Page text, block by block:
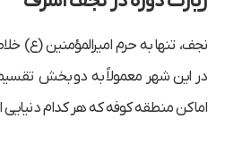
نجف، تنها به حرم امیرالمؤمنین (ع)
در این شهر معمولاً به دو بخش
اماکن منطقه کوفهکه هر کدام